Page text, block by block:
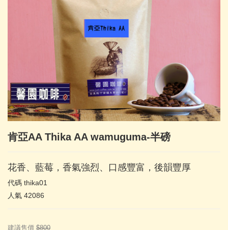
肯亞AA Thika AA wamuguma-半磅
花香、藍莓，香氣強烈、口感豐富，後韻豐厚
代碼 thika01
人氣 42086
建議售價 $800